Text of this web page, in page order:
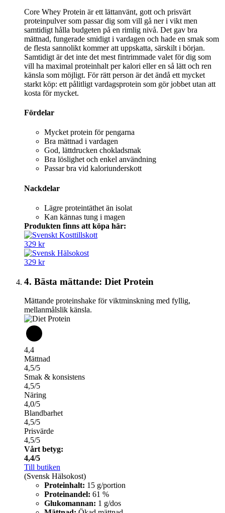
Core Whey Protein är ett lättanvänt, gott och prisvärt
proteinpulver som passar dig som vill gå ner i vikt men
samtidigt hålla budgeten på en rimlig nivå. Det gav bra
mättnad, fungerade smidigt i vardagen och hade en smak som
de flesta sannolikt kommer att uppskatta, särskilt i början.
Samtidigt är det inte det mest fintrimmade valet för dig som
vill ha maximal proteinhalt per kalori eller en så lätt och ren
känsla som möjligt. För rätt person är det ändå ett mycket
starkt köp: ett pålitligt vardagsprotein som gör jobbet utan att
kosta för mycket.
Fördelar
Mycket protein för pengarna
Bra mättnad i vardagen
God, lättdrucken chokladsmak
Bra löslighet och enkel användning
Passar bra vid kaloriunderskott
Nackdelar
Lägre proteintäthet än isolat
Kan kännas tung i magen
Produkten finns att köpa här:
329 kr
329 kr
4. Bästa mättande: Diet Protein
Mättande proteinshake för viktminskning med fyllig,
mellanmålslik känsla.
4,4
Mättnad
4,5/5
Smak & konsistens
4,5/5
Näring
4,0/5
Blandbarhet
4,5/5
Prisvärde
4,5/5
Vårt betyg:
4,4/5
Till butiken
(Svensk Hälsokost)
Proteinhalt: 15 g/portion
Proteinandel: 61 %
Glukomannan: 1 g/dos